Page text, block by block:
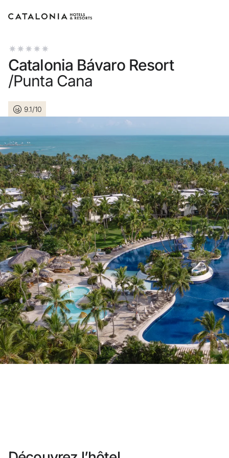
Vous avez oublié votre mot
ou utilisez l’une de ces
Connexion via
Connexion par adresse
Vous n'êtes pas encore inscrit ?
Créer un compte
Profitez des avantages du
Meilleur prix garanti
Annulation gratuite
Catalonia Bávaro Resort
/Punta Cana
9.1/10